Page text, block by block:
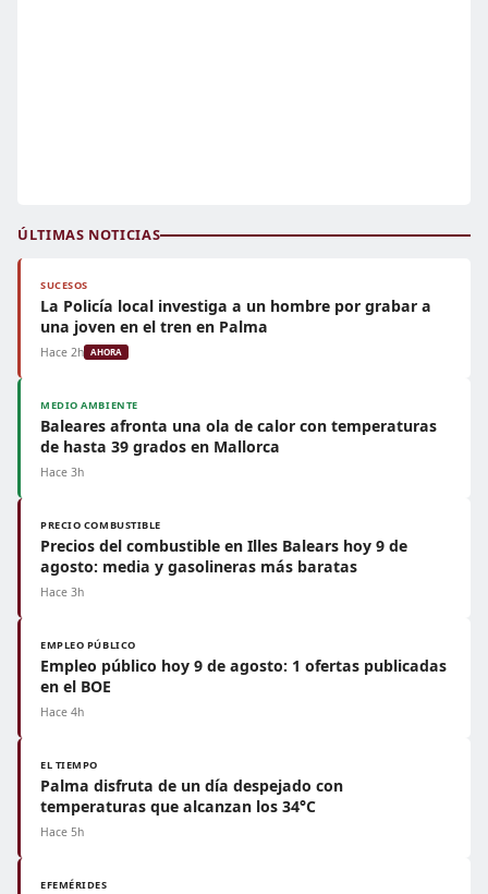
ÚLTIMAS NOTICIAS
SUCESOS
La Policía local investiga a un hombre por grabar a
una joven en el tren en Palma
Hace 2h AHORA
MEDIO AMBIENTE
Baleares afronta una ola de calor con temperaturas
de hasta 39 grados en Mallorca
Hace 3h
PRECIO COMBUSTIBLE
Precios del combustible en Illes Balears hoy 9 de
agosto: media y gasolineras más baratas
Hace 3h
EMPLEO PÚBLICO
Empleo público hoy 9 de agosto: 1 ofertas publicadas
en el BOE
Hace 4h
EL TIEMPO
Palma disfruta de un día despejado con
temperaturas que alcanzan los 34°C
Hace 5h
EFEMÉRIDES